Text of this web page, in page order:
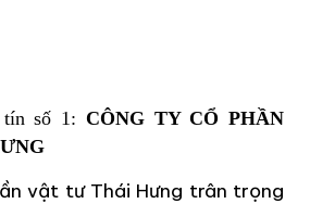
số 1: CÔNG TY CỔ PHẦN
vật tư Thái Hưng trân trọng